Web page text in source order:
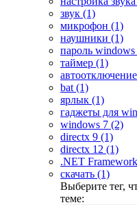
звук (1)
микрофон (1)
наушники (1)
пароль
таймер (1)
bat (1)
ярлык (1)
гаджеты для
windows 7 (2)
directx 9 (1)
directx 12 (1)
.NET
скачать (1)
Выберите тег,
теме: